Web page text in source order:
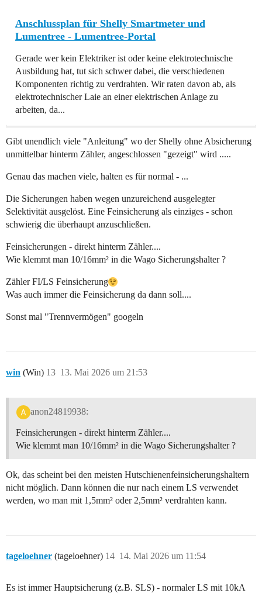
Anschlussplan für Shelly Smartmeter und
Lumentree - Lumentree-Portal
Gerade wer kein Elektriker ist oder keine elektrotechnische
Ausbildung hat, tut sich schwer dabei, die verschiedenen
Komponenten richtig zu verdrahten. Wir raten davon ab, als
elektrotechnischer Laie an einer elektrischen Anlage zu
arbeiten, da...
Gibt unendlich viele "Anleitung" wo der Shelly ohne Absicherung
unmittelbar hinterm Zähler, angeschlossen "gezeigt" wird .....
Genau das machen viele, halten es für normal - ...
Die Sicherungen haben wegen unzureichend ausgelegter
Selektivität ausgelöst. Eine Feinsicherung als einziges - schon
schwierig die überhaupt anzuschließen.
Feinsicherungen - direkt hinterm Zähler....
Wie klemmt man 10/16mm² in die Wago Sicherungshalter ?
Zähler FI/LS Feinsicherung​
Was auch immer die Feinsicherung da dann soll....
Sonst mal "Trennvermögen" googeln
win (Win) 13. Mai 2026 um 21:53
13
anon24819938:
Feinsicherungen - direkt hinterm Zähler....
Wie klemmt man 10/16mm² in die Wago Sicherungshalter ?
Ok, das scheint bei den meisten Hutschienenfeinsicherungshaltern
nicht möglich. Dann können die nur nach einem LS verwendet
werden, wo man mit 1,5mm² oder 2,5mm² verdrahten kann.
tageloehner (tageloehner) 14. Mai 2026 um 11:54
14
Es ist immer Hauptsicherung (z.B. SLS) - normaler LS mit 10kA